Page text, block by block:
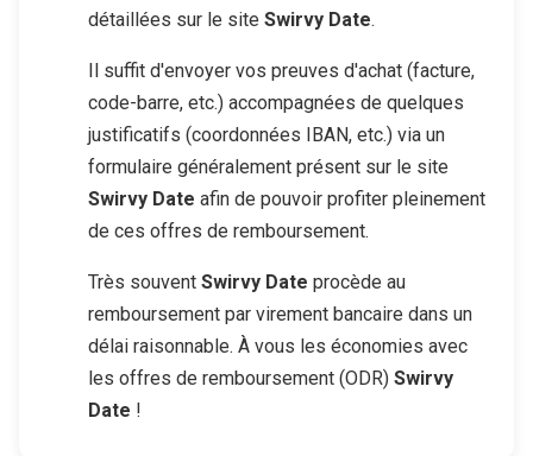
détaillées sur le site Swirvy Date.
Il suffit d'envoyer vos preuves d'achat (facture,
code-barre, etc.) accompagnées de quelques
justificatifs (coordonnées IBAN, etc.) via un
formulaire généralement présent sur le site
Swirvy Date afin de pouvoir profiter pleinement
de ces offres de remboursement.
Très souvent Swirvy Date procède au
remboursement par virement bancaire dans un
délai raisonnable. À vous les économies avec
les offres de remboursement (ODR) Swirvy
Date !